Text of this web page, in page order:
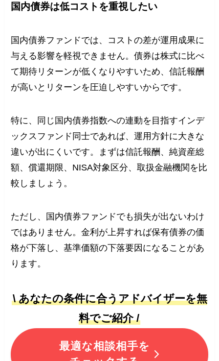
国内債券は低コストを重視したい
国内債券ファンドでは、コストの差が運用成果に
与える影響を軽視できません。債券は株式に比べ
て期待リターンが低くなりやすいため、信託報酬
が高いとリターンを圧迫しやすいからです。
特に、同じ国内債券指数への連動を目指すインデ
ックスファンド同士であれば、運用方針に大きな
違いが出にくいです。まずは信託報酬、純資産総
額、償還期限、NISA対象区分、取扱金融機関を比
較しましょう。
ただし、国内債券ファンドでも損失が出ないわけ
ではありません。金利が上昇すれば保有債券の価
格が下落し、基準価額の下落要因になることがあ
ります。
\ あなたの条件に合うアドバイザーを無
料でご紹介 /
最適な相談相手を